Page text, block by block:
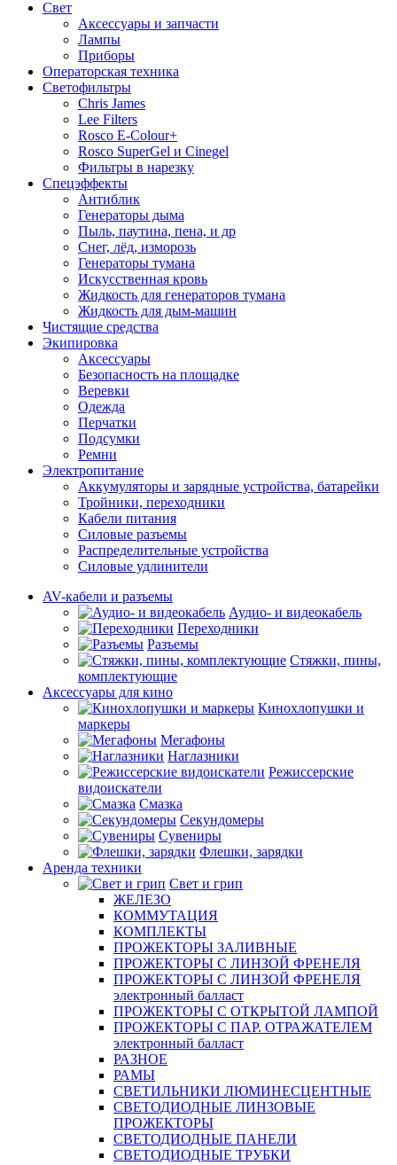
Свет
Аксессуары и запчасти
Лампы
Приборы
Операторская техника
Светофильтры
Chris James
Lee Filters
Rosco E-Colour+
Rosco SuperGel и Cinegel
Фильтры в нарезку
Спецэффекты
Антиблик
Генераторы дыма
Пыль, паутина, пена, и др
Снег, лёд, изморозь
Генераторы тумана
Искусственная кровь
Жидкость для генераторов тумана
Жидкость для дым-машин
Чистящие средства
Экипировка
Аксессуары
Безопасность на площадке
Веревки
Одежда
Перчатки
Подсумки
Ремни
Электропитание
Аккумуляторы и зарядные устройства, батарейки
Тройники, переходники
Кабели питания
Силовые разъемы
Распределительные устройства
Силовые удлинители
AV-кабели и разъемы
Аудио- и видеокабель
Переходники
Разъемы
Стяжки, пины,
комплектующие
Аксессуары для кино
Кинохлопушки и
маркеры
Мегафоны
Наглазники
Режиссерские
видоискатели
Смазка
Секундомеры
Сувениры
Флешки, зарядки
Аренда техники
Свет и грип
ЖЕЛЕЗО
КОММУТАЦИЯ
КОМПЛЕКТЫ
ПРОЖЕКТОРЫ ЗАЛИВНЫЕ
ПРОЖЕКТОРЫ С ЛИНЗОЙ ФРЕНЕЛЯ
ПРОЖЕКТОРЫ С ЛИНЗОЙ ФРЕНЕЛЯ
электронный балласт
ПРОЖЕКТОРЫ С ОТКРЫТОЙ ЛАМПОЙ
ПРОЖЕКТОРЫ С ПАР. ОТРАЖАТЕЛЕМ
электронный балласт
РАЗНОЕ
РАМЫ
СВЕТИЛЬНИКИ ЛЮМИНЕСЦЕНТНЫЕ
СВЕТОДИОДНЫЕ ЛИНЗОВЫЕ
ПРОЖЕКТОРЫ
СВЕТОДИОДНЫЕ ПАНЕЛИ
СВЕТОДИОДНЫЕ ТРУБКИ